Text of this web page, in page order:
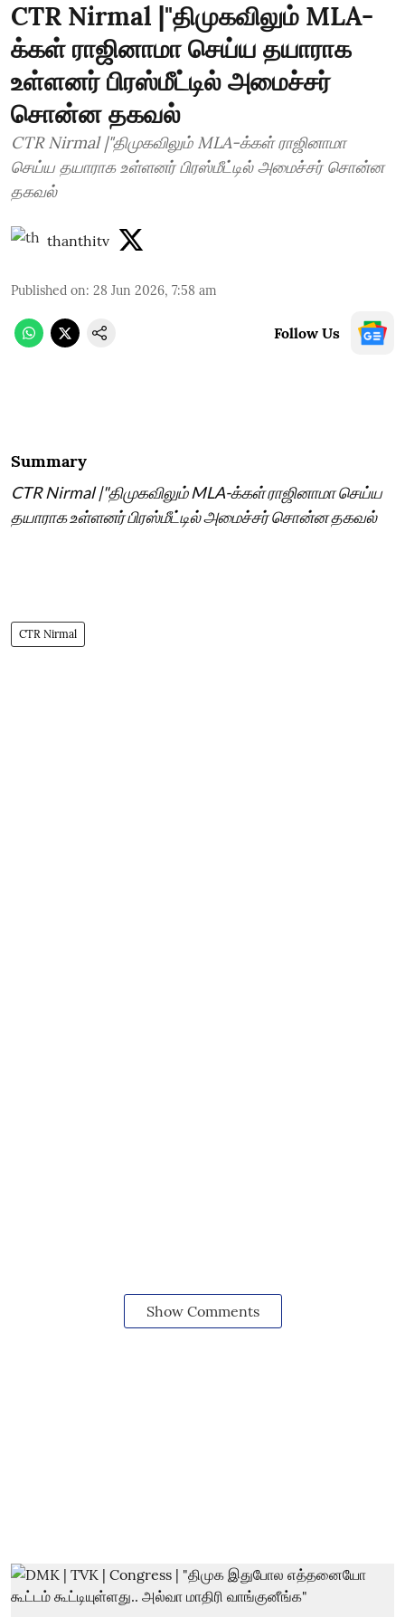
CTR Nirmal |"திமுகவிலும் MLA-
க்கள் ராஜினாமா செய்ய தயாராக
உள்ளனர் பிரஸ்மீட்டில் அமைச்சர்
சொன்ன தகவல்
CTR Nirmal |"திமுகவிலும் MLA-க்கள் ராஜினாமா
செய்ய தயாராக உள்ளனர் பிரஸ்மீட்டில் அமைச்சர் சொன்ன
தகவல்
thanthitv
Published on: 28 Jun 2026, 7:58 am
Follow Us
Summary
CTR Nirmal |"திமுகவிலும் MLA-க்கள் ராஜினாமா செய்ய
தயாராக உள்ளனர் பிரஸ்மீட்டில் அமைச்சர் சொன்ன தகவல்
CTR Nirmal
Show Comments